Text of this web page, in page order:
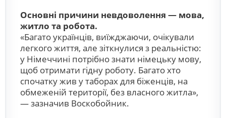
Основні причини невдоволення — мова,
житло та робота.
«Багато українців, виїжджаючи, очікували
легкого життя, але зіткнулися з реальністю:
у Німеччині потрібно знати німецьку мову,
щоб отримати гідну роботу. Багато хто
спочатку жив у таборах для біженців, на
обмеженій території, без власного житла»,
— зазначив Воскобойник.